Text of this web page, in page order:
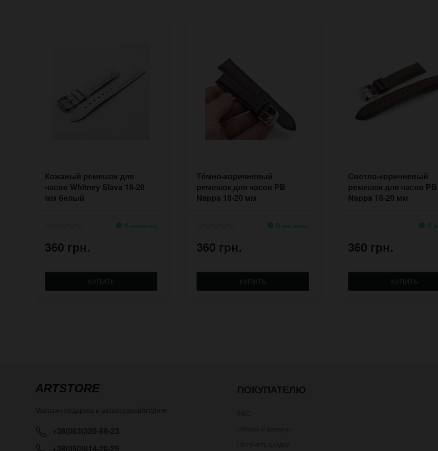
Кожаный ремешок для
часов Whitney Slava 18-20
мм белый
В наличии
360 грн.
КУПИТЬ
Тёмно-коричневый
ремешок для часов PB
Nappa 18-20 мм
В наличии
360 грн.
КУПИТЬ
Светло-коричневый
ремешок для часов PB
Nappa 18-20 мм
В
360 грн.
КУПИТЬ
ARTSTORE ПОКУПАТЕЛЮ